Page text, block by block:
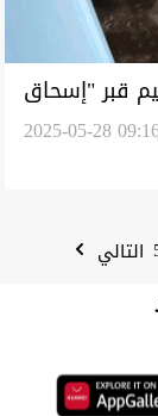
قبر "إسحاق
2025-05-28
التالي